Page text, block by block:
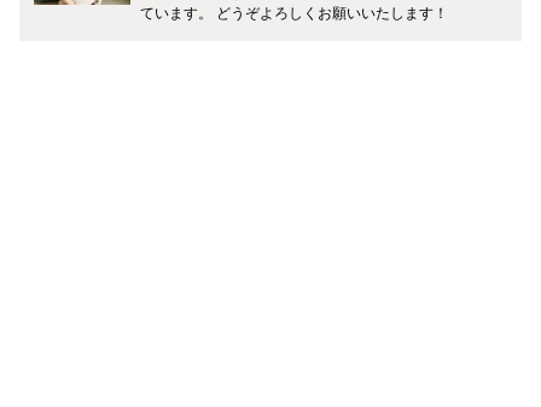
ています。 どうぞよろしくお願いいたします！